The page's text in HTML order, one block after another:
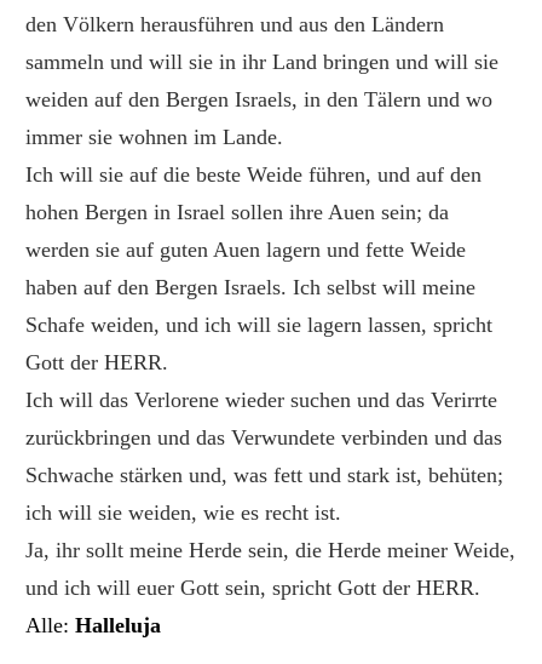
den Völkern herausführen und aus den Ländern
sammeln und will sie in ihr Land bringen und will sie
weiden auf den Bergen Israels, in den Tälern und wo
immer sie wohnen im Lande.
Ich will sie auf die beste Weide führen, und auf den
hohen Bergen in Israel sollen ihre Auen sein; da
werden sie auf guten Auen lagern und fette Weide
haben auf den Bergen Israels. Ich selbst will meine
Schafe weiden, und ich will sie lagern lassen, spricht
Gott der HERR.
Ich will das Verlorene wieder suchen und das Verirrte
zurückbringen und das Verwundete verbinden und das
Schwache stärken und, was fett und stark ist, behüten;
ich will sie weiden, wie es recht ist.
Ja, ihr sollt meine Herde sein, die Herde meiner Weide,
und ich will euer Gott sein, spricht Gott der HERR.
Alle:Halleluja